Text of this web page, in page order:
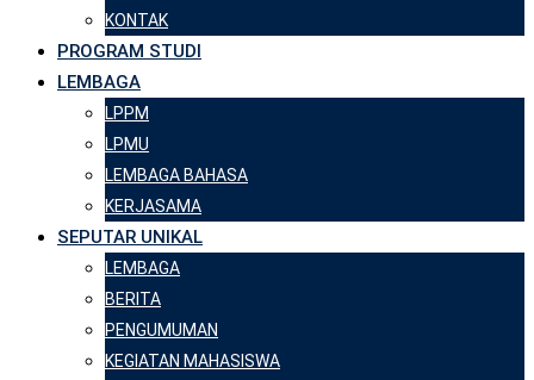
KONTAK
PROGRAM STUDI
LEMBAGA
LPPM
LPMU
LEMBAGA BAHASA
KERJASAMA
SEPUTAR UNIKAL
LEMBAGA
BERITA
PENGUMUMAN
KEGIATAN MAHASISWA